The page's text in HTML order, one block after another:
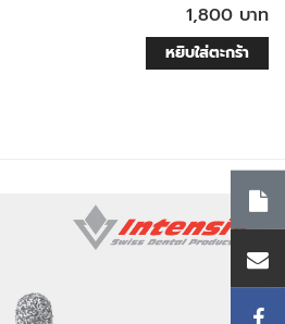
1,800 บาท
หยิบใส่ตะกร้า